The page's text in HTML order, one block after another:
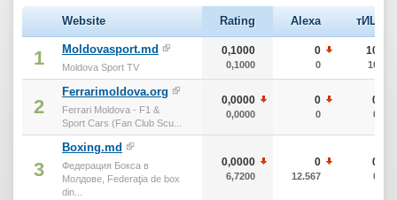
Website Rating Alexa тИЦ
1 Moldovasport.md
Moldova Sport TV
0,1000
0,1000
0
0
10
10
2
Ferrarimoldova.org
Ferrari Moldova - F1 &
Sport Cars (Fan Club Scu...
0,0000
0,0000
0
0
0
0
3
Boxing.md
Федерация Бокса в
Молдове, Federaţia de box
din...
0,0000
6,7200
0
12.567
0
0